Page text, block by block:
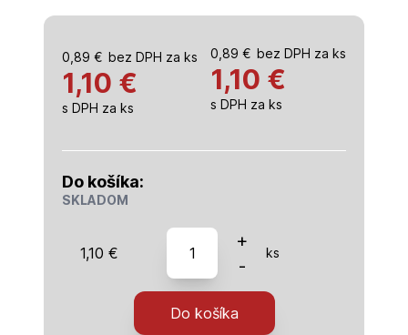
0,89 € bez DPH za ks
1,10 €
s DPH za ks
0,89 € bez DPH za ks
1,10 €
s DPH za ks
Do košíka:
SKLADOM
1,10 €
množstvo
kľúč
maticový,
očkový,
11
+
-
ks
Do košíka